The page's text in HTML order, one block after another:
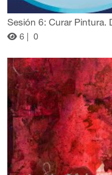
Sesión 6: Curar Pintura.
6 | 0